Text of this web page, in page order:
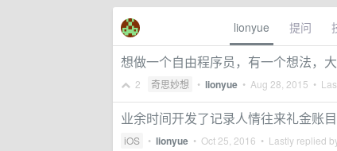
lionyue 提问
想做一个自由程序员，有一个想法，
2 奇思妙想 • lionyue • Aug 28, 2015 •
业余时间开发了记录人情往来礼金账
iOS • lionyue • Oct 25, 2016 • Lastly replied